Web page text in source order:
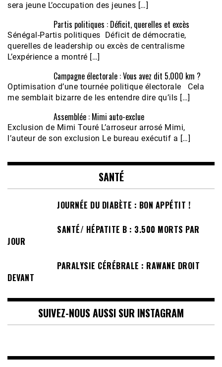
sera jeune L’occupation des jeunes […]
Partis politiques : Déficit, querelles et excès
Sénégal-Partis politiques Déficit de démocratie,
querelles de leadership ou excès de centralisme
L’expérience a montré […]
Campagne électorale : Vous avez dit 5.000 km ?
Optimisation d’une tournée politique électorale Cela
me semblait bizarre de les entendre dire qu’ils […]
Assemblée : Mimi auto-exclue
Exclusion de Mimi Touré L’arroseur arrosé Mimi,
l’auteur de son exclusion Le bureau exécutif a […]
SANTÉ
JOURNÉE DU DIABÈTE : BON APPÉTIT !
SANTÉ/ HÉPATITE B : 3.500 MORTS PAR
JOUR
PARALYSIE CÉRÉBRALE : RAWANE DROIT
DEVANT
SUIVEZ-NOUS AUSSI SUR INSTAGRAM